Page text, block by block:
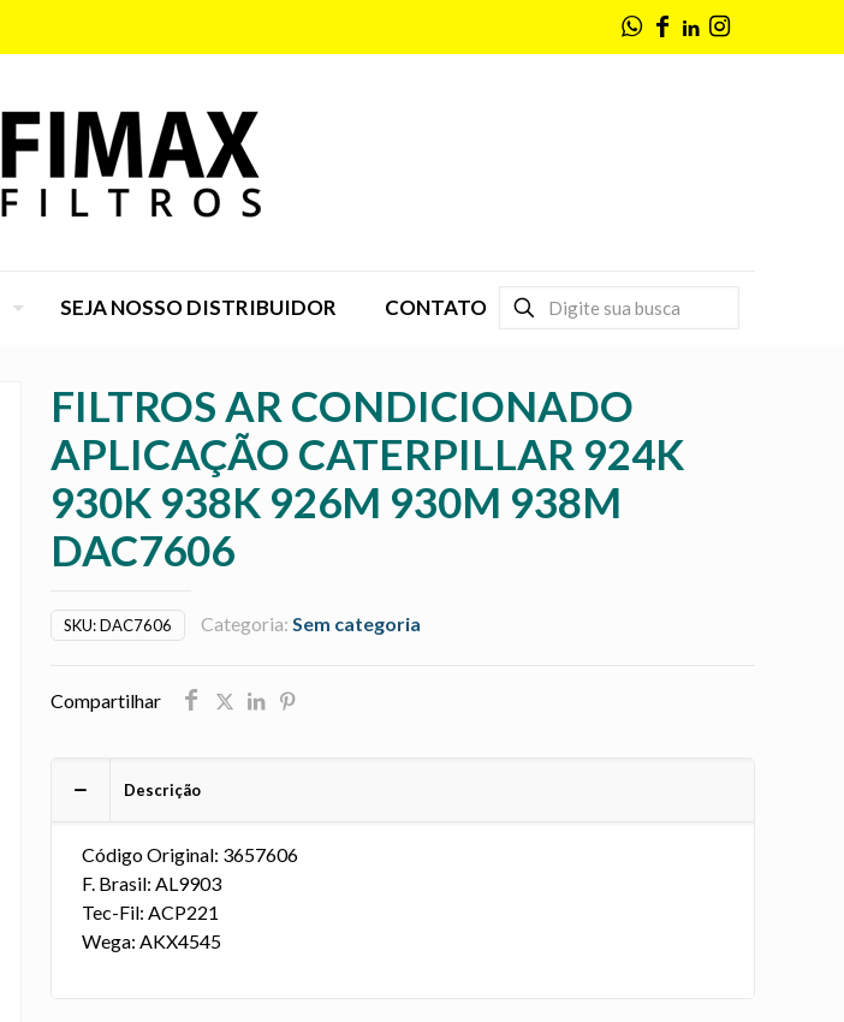
SEJA NOSSO DISTRIBUIDOR CONTATO
FILTROS AR CONDICIONADO
APLICAÇÃO CATERPILLAR 924K
930K 938K 926M 930M 938M
DAC7606
SKU:DAC7606 Categoria: Sem categoria
Compartilhar
Descrição
Código Original: 3657606
F. Brasil: AL9903
Tec-Fil: ACP221
Wega: AKX4545